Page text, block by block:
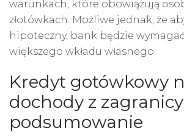
warunkach, które obowiązują
złotówkach. Możliwe jednak, że
hipoteczny, bank będzie
większego wkładu własnego.
Kredyt gotówkowy
dochody z
podsumowanie